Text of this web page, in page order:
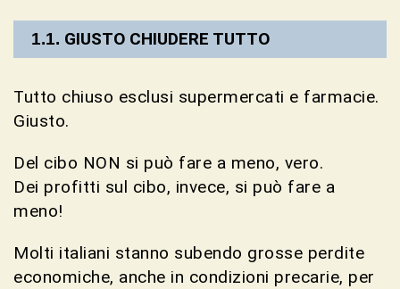
GIUSTO CHIUDERE TUTTO
Tutto chiuso esclusi supermercati e farmacie.
Giusto.
Del cibo NON si può fare a meno, vero.
Dei profitti sul cibo, invece, si può fare a
meno!
Molti italiani stanno subendo grosse perdite
economiche, anche in condizioni precarie, per